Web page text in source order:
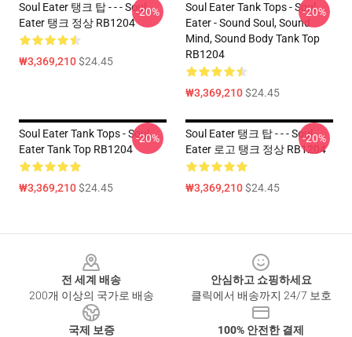
Soul Eater 탱크 탑 - - - Soul
Eater 탱크 정상 RB1204
₩3,369,210$24.45
-20%
Soul Eater Tank Tops - Soul
Eater - Sound Soul, Sound
Mind, Sound Body Tank Top
RB1204
₩3,369,210$24.45
-20%
Soul Eater Tank Tops - Soul
Eater Tank Top RB1204
₩3,369,210$24.45
-20%
Soul Eater 탱크 탑 - - - Soul
Eater 로고 탱크 정상 RB1204
₩3,369,210$24.45
-20%
전 세계 배송
200개 이상의 국가로 배송
안심하고 쇼핑하세요
클릭에서 배송까지 24/7 보호
국제 보증
100% 안전한 결제